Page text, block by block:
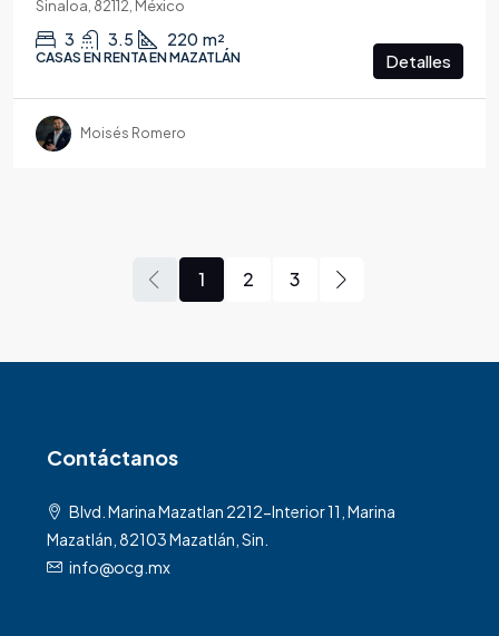
Sinaloa, 82112, México
3 3.5 220 m²
CASAS EN RENTA EN MAZATLÁN Detalles
Moisés Romero
1 2 3
Contáctanos
Blvd. Marina Mazatlan 2212-Interior 11, Marina
Mazatlán, 82103 Mazatlán, Sin.
info@ocg.mx